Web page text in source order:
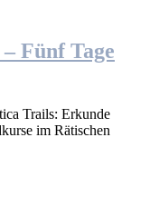
Fünf Tage
Trails: Erkunde
im Rätischen